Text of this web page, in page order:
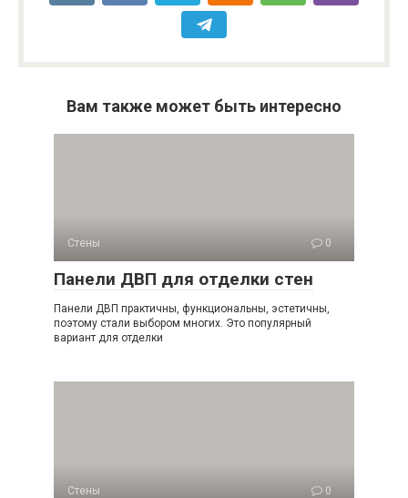
Вам также может быть интересно
Стены 0
Панели ДВП для отделки стен
Панели ДВП практичны, функциональны, эстетичны,
поэтому стали выбором многих. Это популярный
вариант для отделки
Стены 0